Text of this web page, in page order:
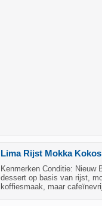
Lima Rijst Mokka
Kenmerken Conditie:
dessert op basis van rijst,
koffiesmaak, maar